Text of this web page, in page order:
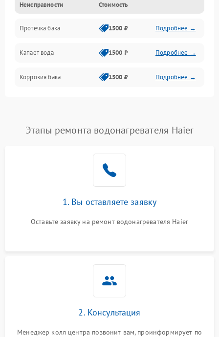
Датчики
Механика
Неисправности Стоимость
Протечка бака 1500 ₽ Подробнее →
Капает вода 1500 ₽ Подробнее →
Коррозия бака 1500 ₽ Подробнее →
Этапы ремонта водонагревателя Haier
1. Вы оставляете заявку
Оставьте заявку на ремонт водонагревателя Haier
2. Консультация
Менеджер колл центра позвонит вам, проинформирует по